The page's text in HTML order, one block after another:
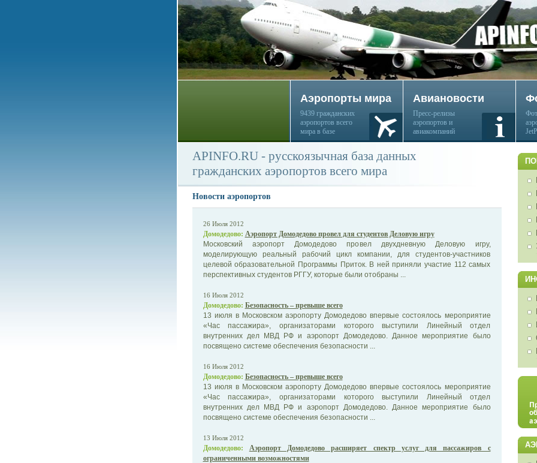
Аэропорты мира
9439 гражданских
аэропортов всего
мира в базе
Авиановости
Пресс-релизы
аэропортов и
авиакомпаний
APINFO.RU - русскоязычная база данных
гражданских аэропортов всего мира
Новости аэропортов
26 Июля 2012
Домодедово: Аэропорт Домодедово провел для студентов Деловую игру
Московский аэропорт Домодедово провел двухдневную Деловую игру,
моделирующую реальный рабочий цикл компании, для студентов-участников
целевой образовательной Программы Приток. В ней приняли участие 112 самых
перспективных студентов РГГУ, которые были отобраны ...
16 Июля 2012
Домодедово: Безопасность – превыше всего
13 июля в Московском аэропорту Домодедово впервые состоялось мероприятие
«Час пассажира», организаторами которого выступили Линейный отдел
внутренних дел МВД РФ и аэропорт Домодедово. Данное мероприятие было
посвящено системе обеспечения безопасности ...
16 Июля 2012
Домодедово: Безопасность – превыше всего
13 июля в Московском аэропорту Домодедово впервые состоялось мероприятие
«Час пассажира», организаторами которого выступили Линейный отдел
внутренних дел МВД РФ и аэропорт Домодедово. Данное мероприятие было
посвящено системе обеспечения безопасности ...
13 Июля 2012
Домодедово:
Аэропорт Домодедово расширяет спектр услуг для пассажиров с
ограниченными возможностями